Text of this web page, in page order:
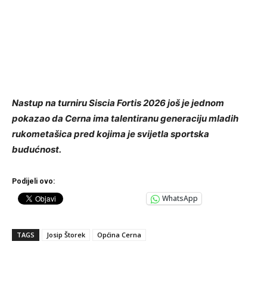
Nastup na turniru Siscia Fortis 2026 još je jednom
pokazao da Cerna ima talentiranu generaciju mladih
rukometašica pred kojima je svijetla sportska
budućnost.
Podijeli ovo:
WhatsApp
TAGS Josip Štorek Općina Cerna